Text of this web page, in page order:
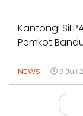
Kantongi
Pemkot
NEWS 9 Juli